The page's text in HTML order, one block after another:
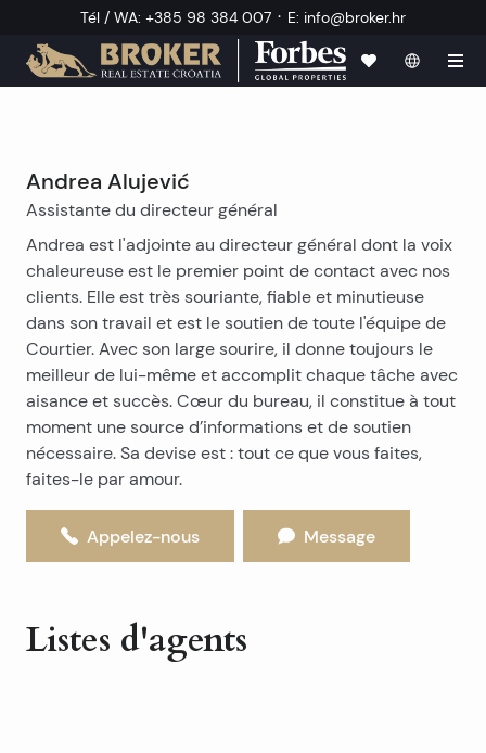
Tél / WA: +385 98 384 007 · E: info@broker.hr
Andrea Alujević
Assistante du directeur général
Andrea est l'adjointe au directeur général dont la voix
chaleureuse est le premier point de contact avec nos
clients. Elle est très souriante, fiable et minutieuse
dans son travail et est le soutien de toute l'équipe de
Courtier. Avec son large sourire, il donne toujours le
meilleur de lui-même et accomplit chaque tâche avec
aisance et succès. Cœur du bureau, il constitue à tout
moment une source d’informations et de soutien
nécessaire. Sa devise est : tout ce que vous faites,
faites-le par amour.
Appelez-nous Message
Listes d'agents